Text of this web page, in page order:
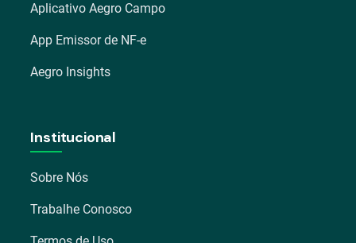
Aplicativo Aegro Campo
App Emissor de NF-e
Aegro Insights
Institucional
Sobre Nós
Trabalhe Conosco